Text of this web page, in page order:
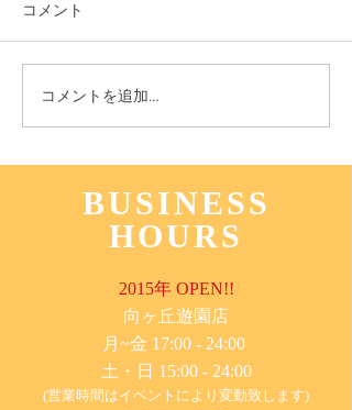
コメント
コメントを追加…
BUSINESS
HOURS
2015年 OPEN!!
​向ヶ丘遊園店
月~金 17:00 - 24:00
土・日 15:00 - 24:00
(営業時間はイベントにより変動致します)